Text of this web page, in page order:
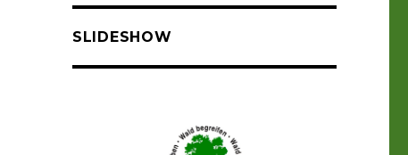
SLIDESHOW